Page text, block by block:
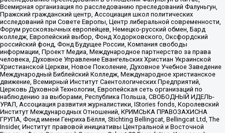
Всемирная организация по расследованию преследований Фалуньгун,
Пражский гражданский центр, Ассоциация школ политических
исследований при Совете Европы, Центр либеральной современности,
Форум русскоязычных европейцев, Немецко-русский обмен, Бард
колледж, Европейский выбор, Фонд Ходорковского, Оксфордский
российский фонд, Фонд Будущее России, Компания свободы
информации, Проект Медиа, Международное партнерство за права
человека, Духовное Управление Евангельских Христиан Украинской
Христианской Церкви, Новое Поколение, Духовное Учебное Заведение
Международный Библейский Колледж, Международное христианское
движение, Всемирный Институт Саентологических Предприятий,
Церковь Духовной Технологии, Европейская сеть организаций по
наблюдению за выборами, Республика Польша, СВОБОДНЫЙ ИДЕЛЬ-
УРАЛ, Ассоциация развития журналистики, IStories fonds, Королевский
Институт Международных Отношений, КРИМСЬКА ПРАВОЗАХИСНА
ГРУПА, Фонд имени Генриха Бёлля, Stichting Bellingcat, Bellingcat Ltd, The
Insider, Институт правовой инициативы Центральной и Восточной